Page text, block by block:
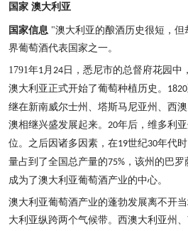
国家 澳大利亚
国家信息 "澳大利亚的酿酒历史很短，
界葡萄酒代表国家之一。
1791 年1 月 24日，悉尼市的总督府花园中
澳大利亚正式开始了葡萄种植历史。 1820
继在新南威尔士州、塔斯马尼亚州、西
澳相继兴盛发展起来。 20年后，维多利
位。之后因诸多因素，在19世纪30年代
量占到了全国总产量的75%，该州的巴罗
成为了澳大利亚葡萄酒产业的中心。
澳大利亚葡萄酒产业的蓬勃发展离不开
大利亚纵跨两个气候带。西澳大利亚州